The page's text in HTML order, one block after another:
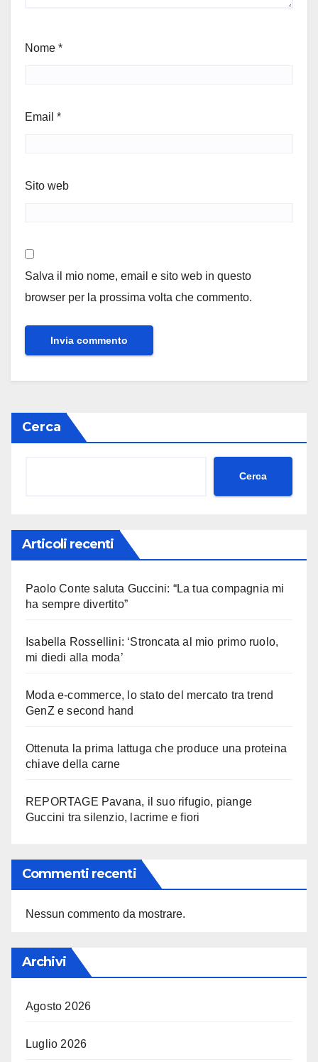
Nome *
Email *
Sito web
Salva il mio nome, email e sito web in questo
browser per la prossima volta che commento.
Cerca
Cerca
Articoli recenti
Paolo Conte saluta Guccini: “La tua compagnia mi
ha sempre divertito”
Isabella Rossellini: ‘Stroncata al mio primo ruolo,
mi diedi alla moda’
Moda e-commerce, lo stato del mercato tra trend
GenZ e second hand
Ottenuta la prima lattuga che produce una proteina
chiave della carne
REPORTAGE Pavana, il suo rifugio, piange
Guccini tra silenzio, lacrime e fiori
Commenti recenti
Nessun commento da mostrare.
Archivi
Agosto 2026
Luglio 2026